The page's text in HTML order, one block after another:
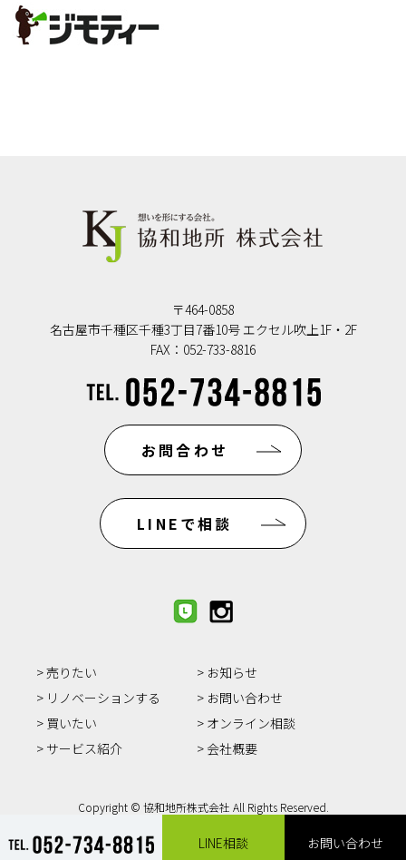
〒464-0858
名古屋市千種区千種3丁目7番10号 エクセル吹上1F・2F
FAX：052-733-8816
お問合わせ
LINEで相談
売りたい
リノベーションする
買いたい
サービス紹介
お知らせ
お問い合わせ
オンライン相談
会社概要
Copyright © 協和地所株式会社 All Rights Reserved.
LINE相談 お問い合わせ